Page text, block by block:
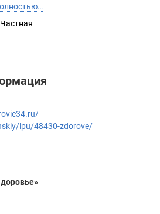
Частная
lpu/48430-zdorove/